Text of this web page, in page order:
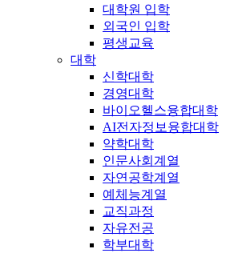
대학원 입학
외국인 입학
평생교육
대학
신학대학
경영대학
바이오헬스융합대학
AI전자정보융합대학
약학대학
인문사회계열
자연공학계열
예체능계열
교직과정
자유전공
학부대학